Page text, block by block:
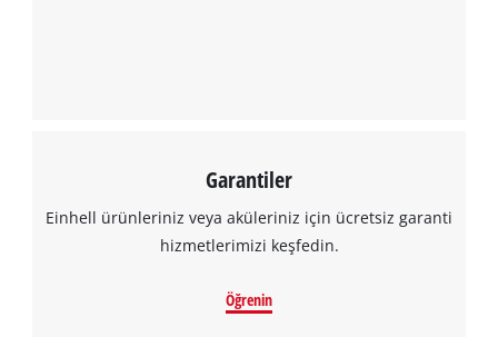
Garantiler
Einhell ürünleriniz veya aküleriniz için ücretsiz garanti
hizmetlerimizi keşfedin.
Öğrenin